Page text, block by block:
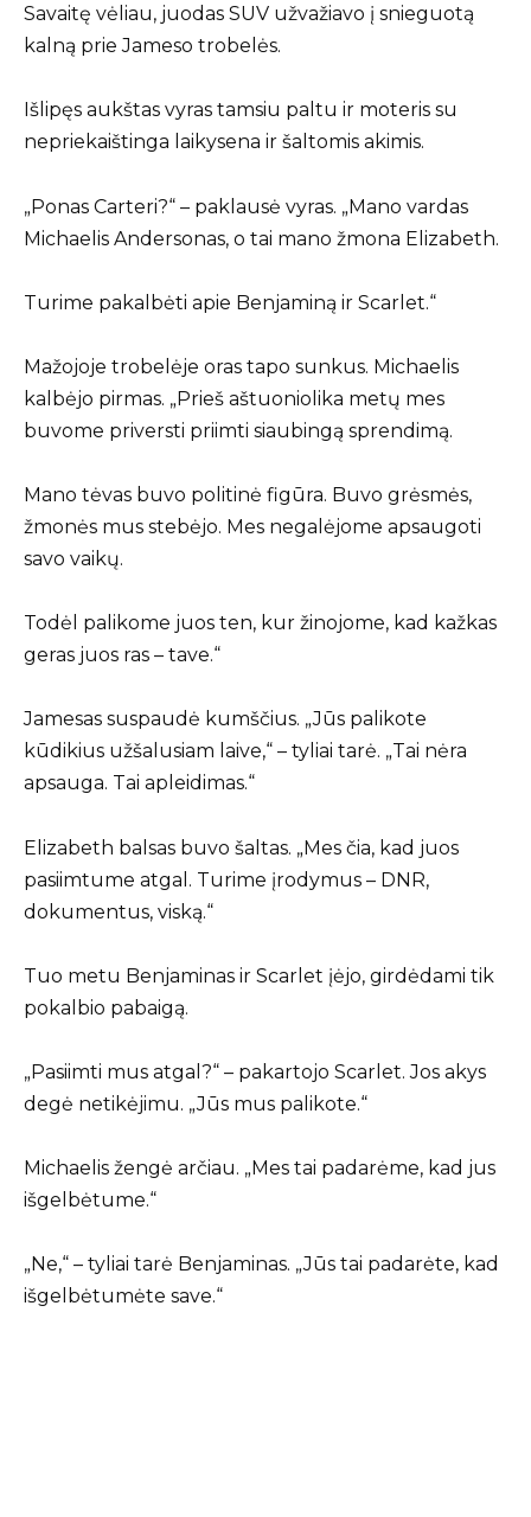
Savaitę vėliau, juodas SUV užvažiavo į snieguotą
kalną prie Jameso trobelės.
Išlipęs aukštas vyras tamsiu paltu ir moteris su
nepriekaištinga laikysena ir šaltomis akimis.
„Ponas Carteri?“ – paklausė vyras. „Mano vardas
Michaelis Andersonas, o tai mano žmona Elizabeth.
Turime pakalbėti apie Benjaminą ir Scarlet.“
Mažojoje trobelėje oras tapo sunkus. Michaelis
kalbėjo pirmas. „Prieš aštuoniolika metų mes
buvome priversti priimti siaubingą sprendimą.
Mano tėvas buvo politinė figūra. Buvo grėsmės,
žmonės mus stebėjo. Mes negalėjome apsaugoti
savo vaikų.
Todėl palikome juos ten, kur žinojome, kad kažkas
geras juos ras – tave.“
Jamesas suspaudė kumščius. „Jūs palikote
kūdikius užšalusiam laive,“ – tyliai tarė. „Tai nėra
apsauga. Tai apleidimas.“
Elizabeth balsas buvo šaltas. „Mes čia, kad juos
pasiimtume atgal. Turime įrodymus – DNR,
dokumentus, viską.“
Tuo metu Benjaminas ir Scarlet įėjo, girdėdami tik
pokalbio pabaigą.
„Pasiimti mus atgal?“ – pakartojo Scarlet. Jos akys
degė netikėjimu. „Jūs mus palikote.“
Michaelis žengė arčiau. „Mes tai padarėme, kad jus
išgelbėtume.“
„Ne,“ – tyliai tarė Benjaminas. „Jūs tai padarėte, kad
išgelbėtumėte save.“